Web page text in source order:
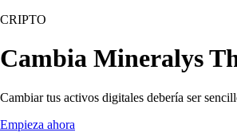
CRIPTO
Cambia Mineralys
Cambiar tus activos digitales debería ser
Empieza ahora